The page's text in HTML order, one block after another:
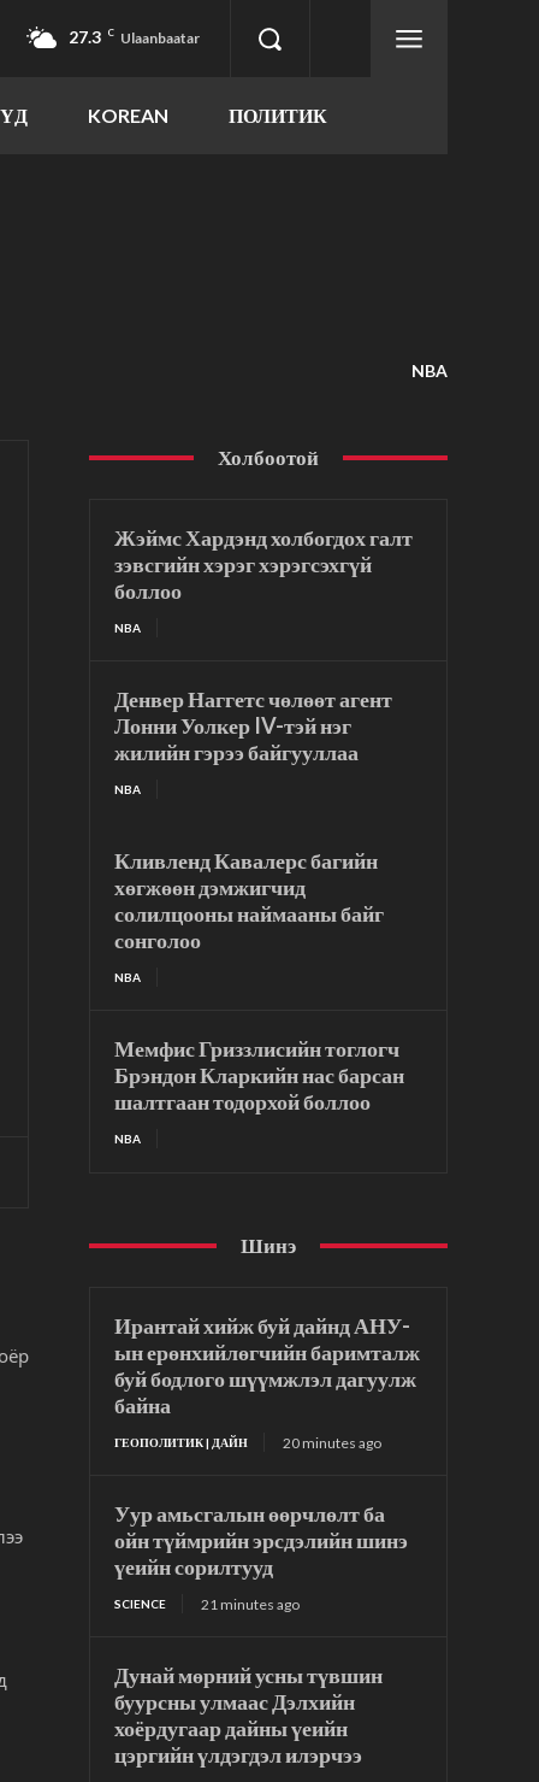
27.3 C Ulaanbaatar
KOREAN ПОЛИТИК
NBA
Холбоотой
Жэймс Хардэнд холбогдох галт
зэвсгийн хэрэг хэрэгсэхгүй
боллоо
NBA
Денвер Наггетс чөлөөт агент
Лонни Уолкер IV-тэй нэг
жилийн гэрээ байгууллаа
NBA
Кливленд Кавалерс багийн
хөгжөөн дэмжигчид
солилцооны наймааны байг
сонголоо
NBA
Мемфис Гриззлисийн тоглогч
Брэндон Кларкийн нас барсан
шалтгаан тодорхой боллоо
NBA
Шинэ
Ирантай хийж буй дайнд АНУ-
ын ерөнхийлөгчийн баримталж
буй бодлого шүүмжлэл дагуулж
байна
ГЕОПОЛИТИК | ДАЙН 20 minutes ago
Уур амьсгалын өөрчлөлт ба
ойн түймрийн эрсдэлийн шинэ
үеийн сорилтууд
SCIENCE 21 minutes ago
Дунай мөрний усны түвшин
буурсны улмаас Дэлхийн
хоёрдугаар дайны үеийн
цэргийн үлдэгдэл илэрчээ